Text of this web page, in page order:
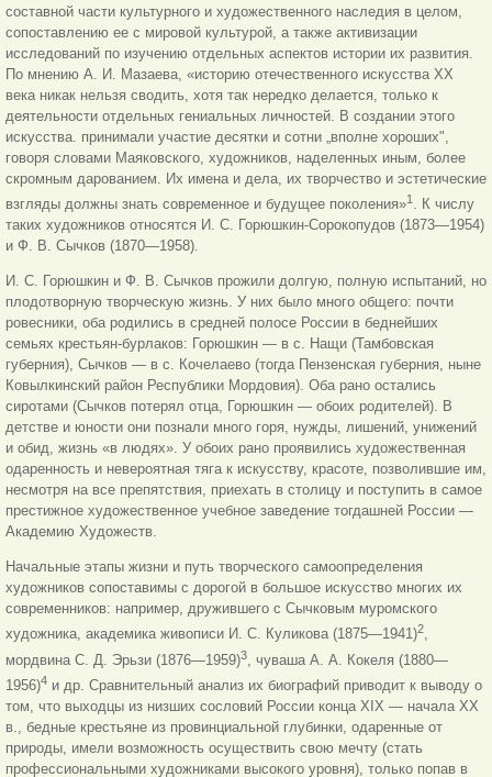
составной части культурного и художественного наследия в целом,
сопоставлению ее с мировой культурой, а также активизации
исследований по изучению отдельных аспектов истории их развития.
По мнению А. И. Мазаева, «историю отечественного искусства ХХ
века никак нельзя сводить, хотя так нередко делается, только к
деятельности отдельных гениальных личностей. В создании этого
искусства. принимали участие десятки и сотни „вполне хороших",
говоря словами Маяковского, художников, наделенных иным, более
скромным дарованием. Их имена и дела, их творчество и эстетические
взгляды должны знать современное и будущее поколения»1 . К числу
таких художников относятся И. С. Горюшкин-Сорокопудов (1873—1954)
и Ф. В. Сычков (1870—1958).
И. С. Горюшкин и Ф. В. Сычков прожили долгую, полную испытаний, но
плодотворную творческую жизнь. У них было много общего: почти
ровесники, оба родились в средней полосе России в беднейших
семьях крестьян-бурлаков: Горюшкин — в с. Нащи (Тамбовская
губерния), Сычков — в с. Кочелаево (тогда Пензенская губерния, ныне
Ковылкинский район Республики Мордовия). Оба рано остались
сиротами (Сычков потерял отца, Горюшкин — обоих родителей). В
детстве и юности они познали много горя, нужды, лишений, унижений
и обид, жизнь «в людях». У обоих рано проявились художественная
одаренность и невероятная тяга к искусству, красоте, позволившие им,
несмотря на все препятствия, приехать в столицу и поступить в самое
престижное художественное учебное заведение тогдашней России —
Академию Художеств.
Начальные этапы жизни и путь творческого самоопределения
художников сопоставимы с дорогой в большое искусство многих их
современников: например, дружившего с Сычковым муромского
художника, академика живописи И. С. Куликова (1875—1941)2,
мордвина С. Д. Эрьзи (1876—1959)3
, чуваша А. А. Кокеля (1880—
1956)4 и др. Сравнительный анализ их биографий приводит к выводу о
том, что выходцы из низших сословий России конца XIX — начала XX
в., бедные крестьяне из провинциальной глубинки, одаренные от
природы, имели возможность осуществить свою мечту (стать
профессиональными художниками высокого уровня), только попав в